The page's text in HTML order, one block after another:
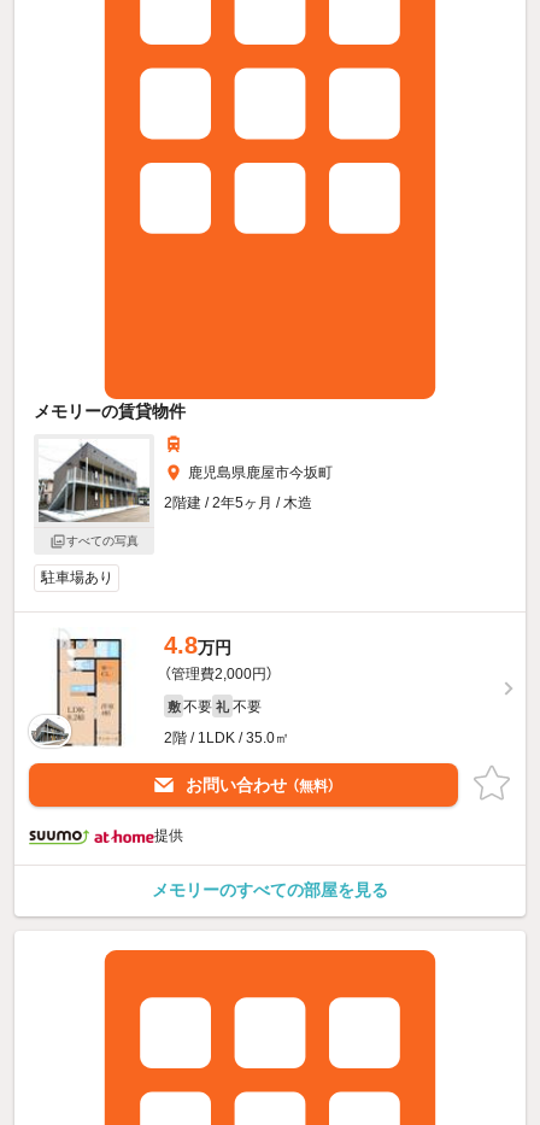
メモリーの賃貸物件
すべての写真
鹿児島県鹿屋市今坂町
2階建 / 2年5ヶ月 / 木造
駐車場あり
4.8万円
（管理費2,000円）
敷 不要 礼 不要
2階 / 1LDK / 35.0㎡
お問い合わせ （無料）
提供
メモリーのすべての部屋を見る